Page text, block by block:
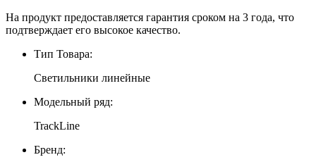
На продукт предоставляется гарантия сроком на 3 года, что
подтверждает его высокое качество.
Тип Товара:
Светильники линейные
Модельный ряд:
TrackLine
Бренд: